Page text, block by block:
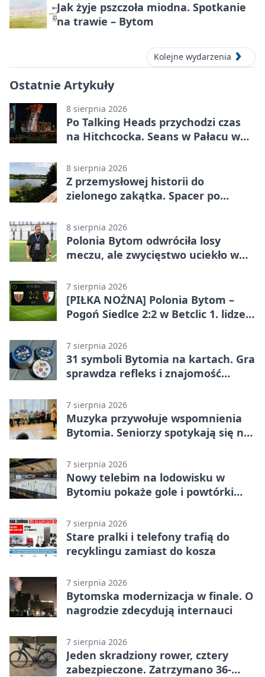
Jak żyje pszczoła miodna. Spotkanie
na trawie – Bytom
Kolejne wydarzenia
Ostatnie Artykuły
8 sierpnia 2026
Po Talking Heads przychodzi czas
na Hitchcocka. Seans w Pałacu w
8 sierpnia 2026
Z przemysłowej historii do
zielonego zakątka. Spacer po
8 sierpnia 2026
Polonia Bytom odwróciła losy
meczu, ale zwycięstwo uciekło w
7 sierpnia 2026
[PIŁKA NOŻNA] Polonia Bytom –
Pogoń Siedlce 2:2 w Betclic 1. lidze.
ale stracili zwycięstwo
7 sierpnia 2026
31 symboli Bytomia na kartach. Gra
sprawdza refleks i znajomość
7 sierpnia 2026
Muzyka przywołuje wspomnienia
Bytomia. Seniorzy spotykają się na
7 sierpnia 2026
Nowy telebim na lodowisku w
Bytomiu pokaże gole i powtórki
7 sierpnia 2026
Stare pralki i telefony trafią do
recyklingu zamiast do kosza
7 sierpnia 2026
Bytomska modernizacja w finale. O
nagrodzie zdecydują internauci
7 sierpnia 2026
Jeden skradziony rower, cztery
zabezpieczone. Zatrzymano 36-